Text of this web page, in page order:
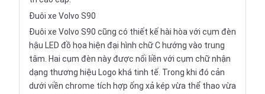
Đuôi xe Volvo S90
Đuôi xe Volvo S90 cũng có thiết kế hài hòa với cụm đèn
hậu LED đồ họa hiện đại hình chữ C hướng vào trung
tâm. Hai cụm đèn này được nối liền với cụm chữ nhận
dạng thương hiệu Logo khá tinh tế. Trong khi đó cản
dưới viền chrome tích hợp ống xả kép vừa thể thao vừa